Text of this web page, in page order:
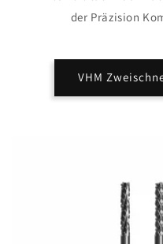
der Präzision
VHM